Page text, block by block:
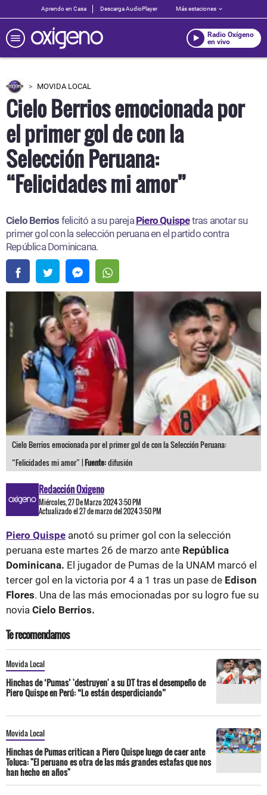
Aprendo en Casa Descarga AudioPlayer Más estaciones
Radio Oxígeno
en vivo
MOVIDA LOCAL
Cielo Berrios emocionada por
el primer gol de con la
Selección Peruana:
“Felicidades mi amor”
Cielo Berrios felicitó a su parejaPiero Quispetras anotar su
primer gol con la selección peruana en el partido contra
República Dominicana.
Cielo Berrios emocionada por el primer gol de con la Selección Peruana:
“Felicidades mi amor” |Fuente:difusión
Redacción Oxigeno
Miércoles, 27 De Marzo 2024 3:50 PM
Actualizado el 27 de marzo del 2024 3:50 PM
Piero Quispe anotó su primer gol con la selección
peruana este martes 26 de marzo ante República
Dominicana. El jugador de Pumas de la UNAM marcó el
tercer gol en la victoria por 4 a 1 tras un pase de Edison
Flores. Una de las más emocionadas por su logro fue su
novia Cielo Berrios.
Te recomendamos
Movida Local
Hinchas de ‘Pumas’ 'destruyen' a su DT tras el desempeño de
Piero Quispe en Perú: “Lo están desperdiciando”
Movida Local
Hinchas de Pumas critican a Piero Quispe luego de caer ante
Toluca: "El peruano es otra de las más grandes estafas que nos
han hecho en años"